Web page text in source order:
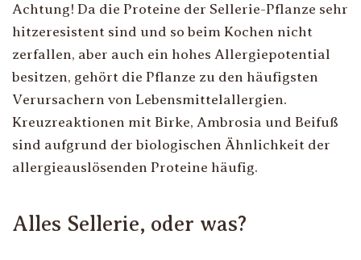
Achtung! Da die Proteine der Sellerie-Pflanze sehr
hitzeresistent sind und so beim Kochen nicht
zerfallen, aber auch ein hohes Allergiepotential
besitzen, gehört die Pflanze zu den häufigsten
Verursachern von Lebensmittelallergien.
Kreuzreaktionen mit Birke, Ambrosia und Beifuß
sind aufgrund der biologischen Ähnlichkeit der
allergieauslösenden Proteine häufig.
Alles Sellerie, oder was?